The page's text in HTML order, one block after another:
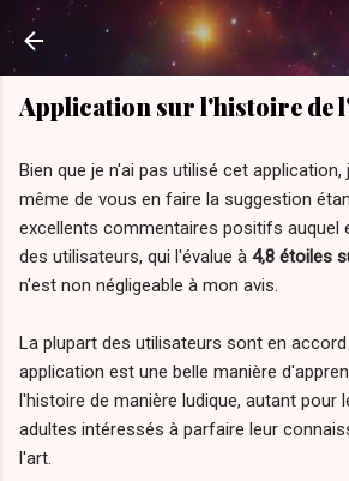
Passer au contenu
Application sur l'histoire de
Bien que je n'ai pas utilisé cet
même de vous en faire la suggestion
excellents commentaires positifs auquel
des utilisateurs, qui l'évalue à 4,8 étoiles
n'est non négligeable à mon avis.
La plupart des utilisateurs sont en
application est une belle manière
l'histoire de manière ludique, autant pour
adultes intéressés à parfaire leur
l'art.